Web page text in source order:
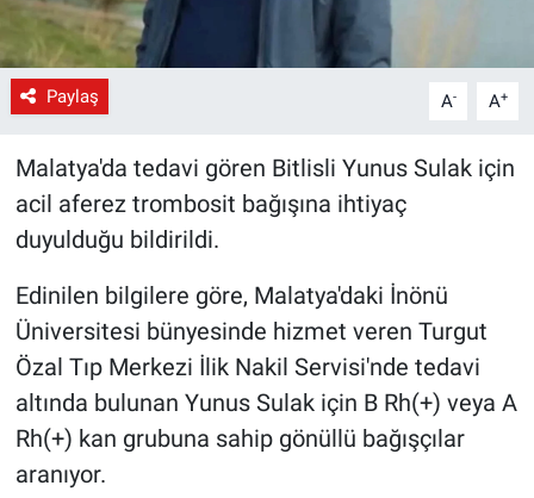
Paylaş A- A+
Malatya'da tedavi gören Bitlisli Yunus Sulak için
acil aferez trombosit bağışına ihtiyaç
duyulduğu bildirildi.
Edinilen bilgilere göre, Malatya'daki İnönü
Üniversitesi bünyesinde hizmet veren Turgut
Özal Tıp Merkezi İlik Nakil Servisi'nde tedavi
altında bulunan Yunus Sulak için B Rh(+) veya A
Rh(+) kan grubuna sahip gönüllü bağışçılar
aranıyor.
Yerel